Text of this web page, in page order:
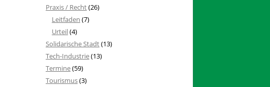
Praxis / Recht(26)
Leitfaden (7)
Urteil(4)
Solidarische Stadt(13)
Tech-Industrie(13)
Termine(59)
Tourismus(3)